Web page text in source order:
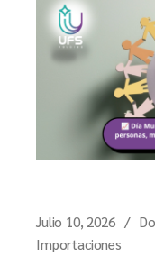
Julio 10, 2026
Importaciones